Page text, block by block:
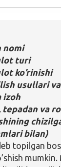
nomi
turi
ko’rinishi
usullari
izoh
tepadan va
bilan)
topilgan